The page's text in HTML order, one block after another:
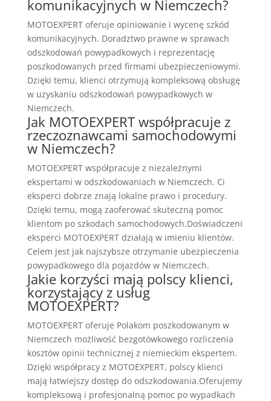
komunikacyjnych w Niemczech?
MOTOEXPERT oferuje opiniowanie i wycenę szkód
komunikacyjnych. Doradztwo prawne w sprawach
odszkodowań powypadkowych i reprezentację
poszkodowanych przed firmami ubezpieczeniowymi.
Dzięki temu, klienci otrzymują kompleksową obsługę
w uzyskaniu odszkodowań powypadkowych w
Niemczech.
Jak MOTOEXPERT współpracuje z
rzeczoznawcami samochodowymi
w Niemczech?
MOTOEXPERT współpracuje z niezależnymi
ekspertami w odszkodowaniach w Niemczech. Ci
eksperci dobrze znają lokalne prawo i procedury.
Dzięki temu, mogą zaoferować skuteczną pomoc
klientom po szkodach samochodowych.Doświadczeni
eksperci MOTOEXPERT działają w imieniu klientów.
Celem jest jak najszybsze otrzymanie ubezpieczenia
powypadkowego dla pojazdów w Niemczech.
Jakie korzyści mają polscy klienci,
korzystający z usług
MOTOEXPERT?
MOTOEXPERT oferuje Polakom poszkodowanym w
Niemczech możliwość bezgotówkowego rozliczenia
kosztów opinii technicznej z niemieckim ekspertem.
Dzięki współpracy z MOTOEXPERT, polscy klienci
mają łatwiejszy dostęp do odszkodowania.Oferujemy
kompleksową i profesjonalną pomoc po wypadkach